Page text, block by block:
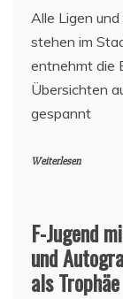
Alle Ligen
stehen im
entnehmt die
Übersichten
gespannt
Weiterlesen
F-Jugend
und
als Trophäe